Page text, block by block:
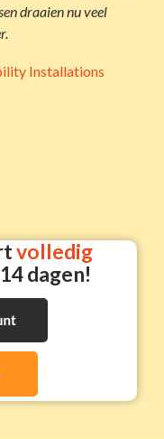
draaien nu veel
Installations
volledig
dagen!